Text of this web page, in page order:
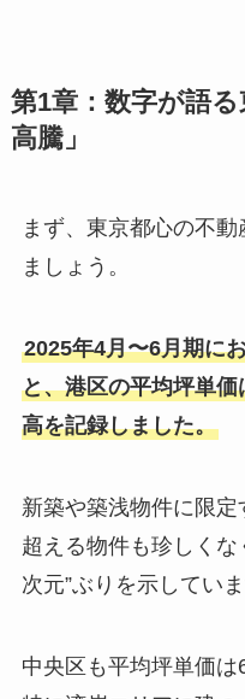
第1章：数字が語
高騰」
まず、東京都心の不
ましょう。
2025年4月〜6月期に
と、港区の平均坪単
高を記録しました。
新築や築浅物件に限
超える物件も珍しく
次元”ぶりを示していま
中央区も平均坪単価は